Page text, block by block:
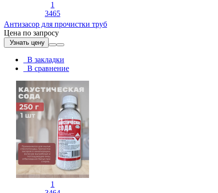
1
3465
Антизасор для прочистки труб
Цена по запросу
Узнать цену
В закладки
В сравнение
1